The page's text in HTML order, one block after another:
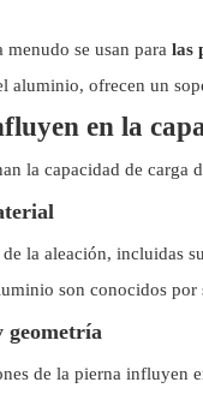
menudo se usan para las
aluminio, ofrecen un
en la
la capacidad de carga
la aleación, incluidas
son conocidos por
geometría
de la pierna influyen